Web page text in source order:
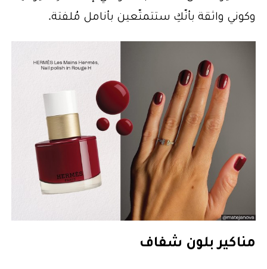
وكوني واثقة بأنّكِ ستتمتّعين بأنامل مُلفتة.
مناكير بلون شفاف